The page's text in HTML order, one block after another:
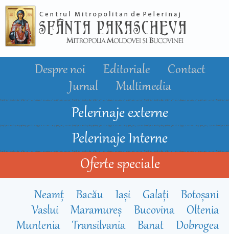
conţinutul
principal
Despre noi Editoriale
Contact
Jurnal
Multimedia
Pelerinaje externe
Pelerinaje Interne
Oferte speciale
Neamț Bacău Iași Galați
Botoșani
Vaslui
Maramureș Bucovina
Oltenia
Muntenia
Transilvania Banat
Dobrogea